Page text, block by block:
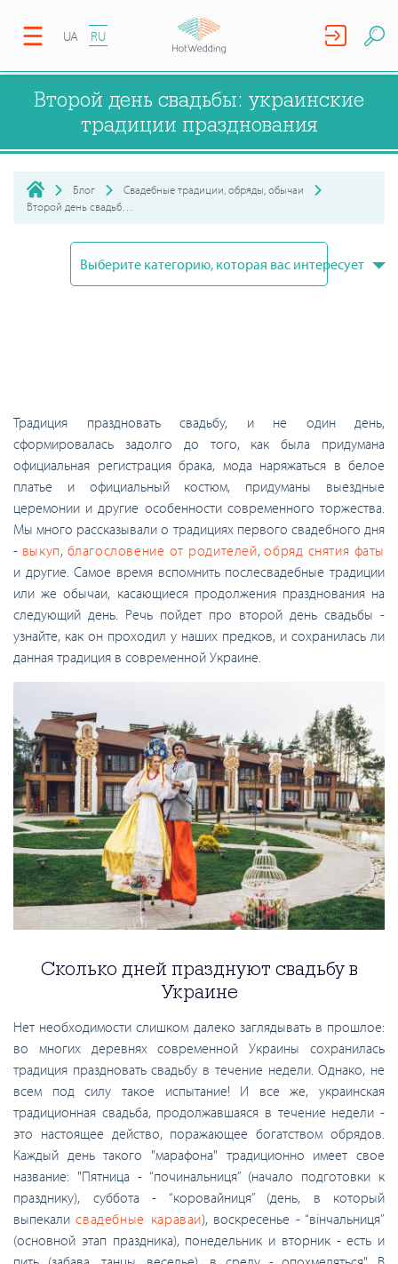
UA RU
Второй день свадьбы: украинские
традиции празднования
Блог
Свадебные традиции, обряды, обычаи
Традиция праздновать свадьбу, и не один день,
сформировалась задолго до того, как была придумана
официальная регистрация брака, мода наряжаться в белое
платье и официальный костюм, придуманы выездные
церемонии и другие особенности современного торжества.
Мы много рассказывали о традициях первого свадебного дня
- выкуп, благословение от родителей,обряд снятия фаты
и другие. Самое время вспомнить послесвадебные традиции
или же обычаи, касающиеся продолжения празднования на
следующий день. Речь пойдет про второй день свадьбы -
узнайте, как он проходил у наших предков, и сохранилась ли
данная традиция в современной Украине.
Сколько дней празднуют свадьбу в
Украине
Нет необходимости слишком далеко заглядывать в прошлое:
во многих деревнях современной Украины сохранилась
традиция праздновать свадьбу в течение недели. Однако, не
всем под силу такое испытание! И все же, украинская
традиционная свадьба, продолжавшаяся в течение недели -
это настоящее действо, поражающее богатством обрядов.
Каждый день такого "марафона" традиционно имеет свое
название: "Пятница - “починальниця” (начало подготовки к
празднику), суббота - “коровайниця” (день, в который
выпекалисвадебные караваи), воскресенье - “вінчальниця”
(основной этап праздника), понедельник и вторник - есть и
Выберите категорию, которая вас интересует